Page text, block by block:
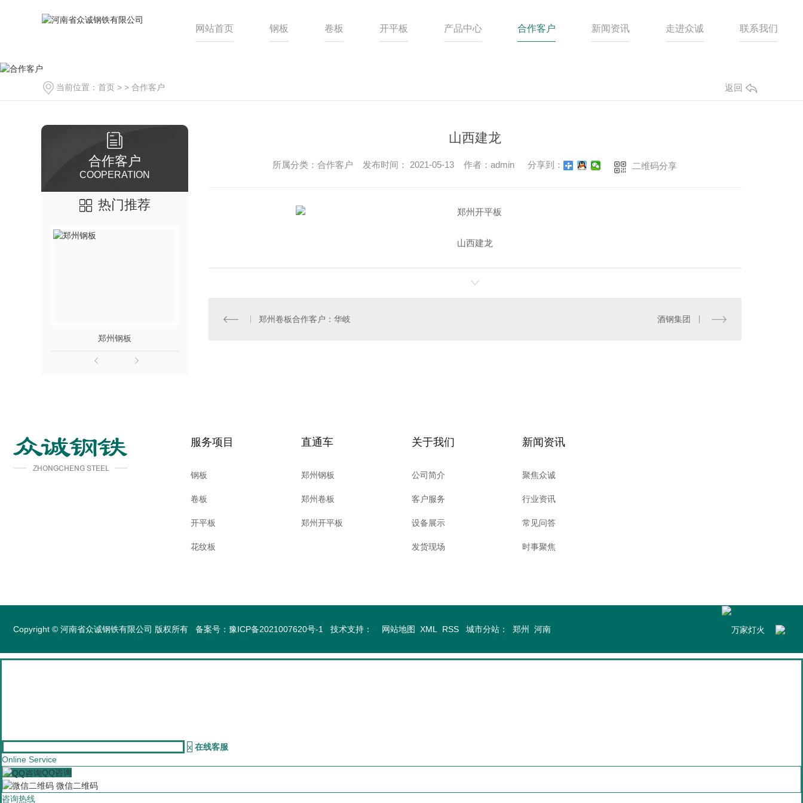
网站首页 钢板 卷板 开平板 产品中心 合作客户 新闻资讯 走进众诚 联系我们
当前位置： 首页 > > 合作客户 返回
合作客户
COOPERATION
热门推荐
郑州钢板
山西建龙
所属分类：合作客户 发布时间： 2021-05-13 作者：admin 分享到： 二维码分享
山西建龙
郑州卷板合作客户：华岐 酒钢集团
服务项目
钢板
卷板
开平板
花纹板
直通车
郑州钢板
郑州卷板
郑州开平板
关于我们
公司简介
客户服务
设备展示
发货现场
新闻资讯
聚焦众诚
行业资讯
常见问答
时事聚焦
Copyright © 河南省众诚钢铁有限公司 版权所有 备案号： 豫ICP备2021007620号-1 技术支持： 网站地图 XML RSS 城市分站 ： 郑州 河南
x 在线客服
Online Service
QQ咨询
微信二维码
咨询热线